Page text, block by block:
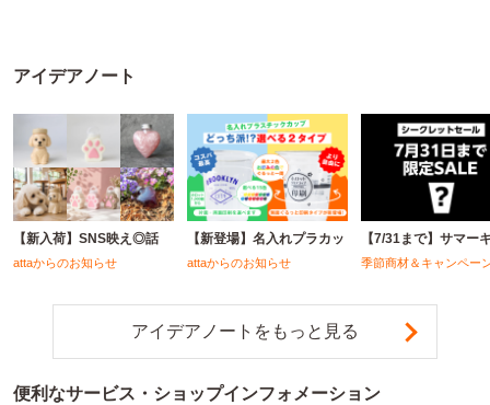
アイデアノート
【新入荷】SNS映え◎話
attaからのお知らせ
【新登場】名入れプラカッ
attaからのお知らせ
【7/31まで】サマー
季節商材＆キャンペー
アイデアノートをもっと見る
便利なサービス・ショップインフォメーション